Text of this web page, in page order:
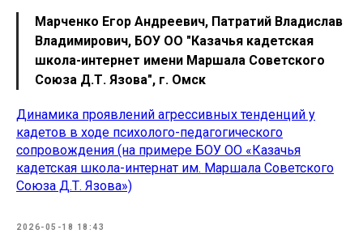
Марченко Егор Андреевич, Патратий Владислав
Владимирович, БОУ ОО "Казачья кадетская
школа-интернет имени Маршала Советского
Союза Д.Т. Язова", г. Омск
Динамика проявлений агрессивных тенденций у
кадетов в ходе психолого-педагогического
сопровождения (на примере БОУ ОО «Казачья
кадетская школа-интернат им. Маршала Советского
Союза Д.Т. Язова»)
2026-05-18 18:43